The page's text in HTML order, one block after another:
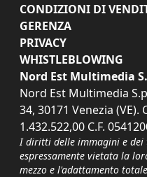
CONDIZIONI DI
GERENZA
PRIVACY
WHISTLEBLOWING
Nord Est Multimedia
Nord Est Multimedia
34, 30171 Venezia (VE).
1.432.522,00 C.F.
I diritti delle immagini e dei
espressamente vietata la
mezzo e l'adattamento